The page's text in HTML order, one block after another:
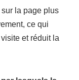
la page plus
ce qui
et réduit la